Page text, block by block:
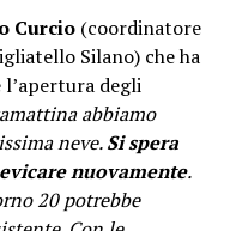
Curcio(coordinatore
Silano) che ha
degli
abbiamo
neve.Si spera
nuovamente.
20 potrebbe